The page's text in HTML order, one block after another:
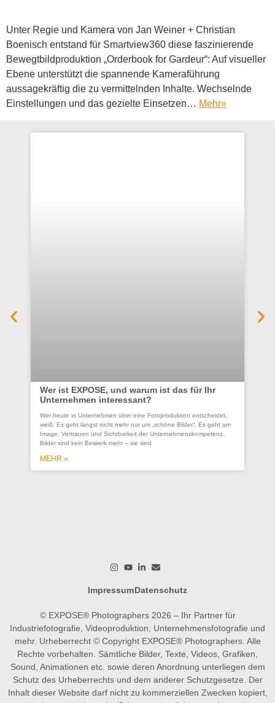
Unter Regie und Kamera von Jan Weiner + Christian
Boenisch entstand für Smartview360 diese faszinierende
Bewegtbildproduktion „Orderbook for Gardeur“: Auf visueller
Ebene unterstützt die spannende Kameraführung
aussagekräftig die zu vermittelnden Inhalte. Wechselnde
Einstellungen und das gezielte Einsetzen… Mehr»
Wer ist EXPOSE, und warum ist das für Ihr
Unternehmen interessant?
Wer heute in Unternehmen über eine Fotoproduktion entscheidet,
weiß: Es geht längst nicht mehr nur um „schöne Bilder“. Es geht um
Image, Vertrauen und Sichtbarkeit der Unternehmenskompetenz.
Bilder sind kein Beiwerk mehr – sie sind
MEHR »
ImpressumDatenschutz
© EXPOSE® Photographers 2026 – Ihr Partner für
Industriefotografie, Videoproduktion, Unternehmensfotografie und
mehr. Urheberrecht © Copyright EXPOSE® Photographers. Alle
Rechte vorbehalten. Sämtliche Bilder, Texte, Videos, Grafiken,
Sound, Animationen etc. sowie deren Anordnung unterliegen dem
Schutz des Urheberrechts und dem anderer Schutzgesetze. Der
Inhalt dieser Website darf nicht zu kommerziellen Zwecken kopiert,